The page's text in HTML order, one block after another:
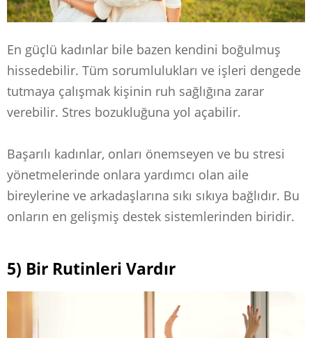
En güçlü kadınlar bile bazen kendini boğulmuş
hissedebilir. Tüm sorumlulukları ve işleri dengede
tutmaya çalışmak kişinin ruh sağlığına zarar
verebilir. Stres bozukluğuna yol açabilir.
Başarılı kadınlar, onları önemseyen ve bu stresi
yönetmelerinde onlara yardımcı olan aile
bireylerine ve arkadaşlarına sıkı sıkıya bağlıdır. Bu
onların en gelişmiş destek sistemlerinden biridir.
5) Bir Rutinleri Vardır